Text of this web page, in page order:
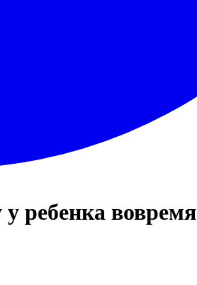
ребенка вовремя